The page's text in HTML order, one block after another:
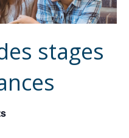
stages